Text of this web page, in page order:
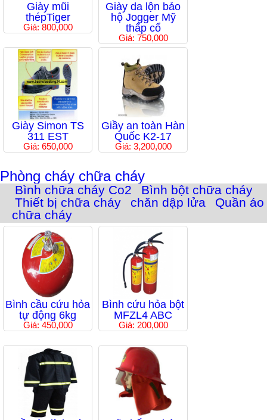
Giày mũi
thépTiger
Giá: 800,000
Giày da lộn bảo
hộ Jogger Mỹ
thấp cổ
Giá: 750,000
Giày Simon TS
311 EST
Giá: 650,000
Giầy an toàn Hàn
Quốc K2-17
Giá: 3,200,000
Phòng cháy chữa cháy
Bình chữa cháy Co2
Bình bột chữa cháy
Thiết bị chữa cháy
chăn dập lửa
Quần áo
chữa cháy
Bình cầu cứu hỏa
tự động 6kg
Giá: 450,000
Bình cứu hỏa bột
MFZL4 ABC
Giá: 200,000